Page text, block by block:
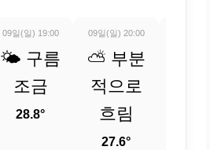
09일(일) 19:00
🌤️ 구름
조금
28.8°
09일(일) 20:00
⛅ 부분
적으로
흐림
27.6°